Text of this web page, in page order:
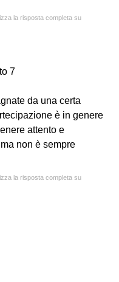
la risposta completa su
7
da una certa
è in genere
attento e
non è sempre
la risposta completa su